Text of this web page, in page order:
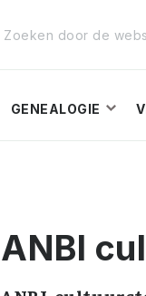
GENEALOGIE
ANBI